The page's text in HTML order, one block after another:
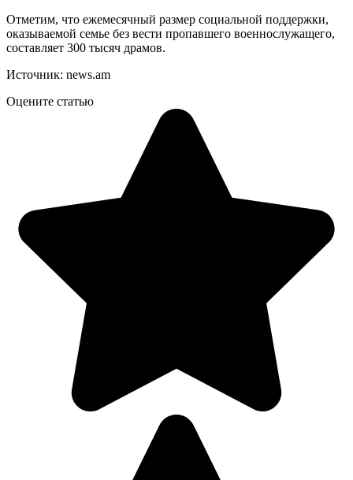
Отметим, что ежемесячный размер социальной поддержки,
оказываемой семье без вести пропавшего военнослужащего,
составляет 300 тысяч драмов.
Источник: news.am
Оцените статью